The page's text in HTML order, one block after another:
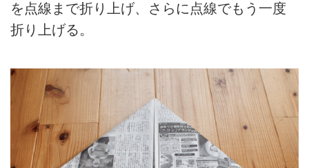
を点線まで折り上げ、さらに点線でもう一度
折り上げる。